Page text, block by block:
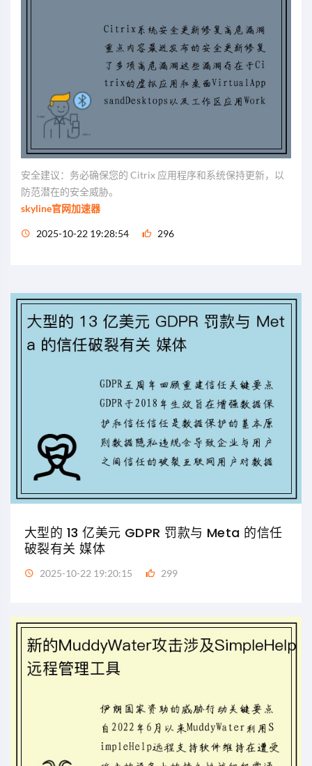
安全建议：务必确保您的 Citrix 应用程序和系统保持更新，以
防范潜在的安全威胁。
skyline官网加速器
2025-10-22 19:28:54 296
大型的 13 亿美元 GDPR 罚款与 Meta 的信任
破裂有关 媒体
2025-10-22 19:20:15 299